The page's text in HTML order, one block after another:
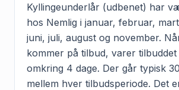
Kyllingeunderlår (udbenet) har
hos Nemlig i januar, februar,
juni, juli, august og november.
kommer på tilbud, varer
omkring 4 dage. Der går typisk
mellem hver tilbudsperiode. Det